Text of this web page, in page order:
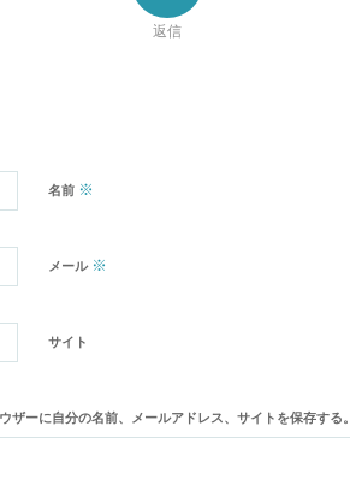
返信
名前 ※
メール ※
サイト
ザーに自分の名前、メールアドレス、サイトを保存する。